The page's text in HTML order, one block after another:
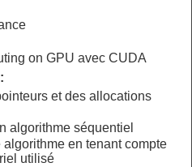
on GPU avec CUDA
et des allocations
algorithme séquentiel
en tenant compte
utilisé